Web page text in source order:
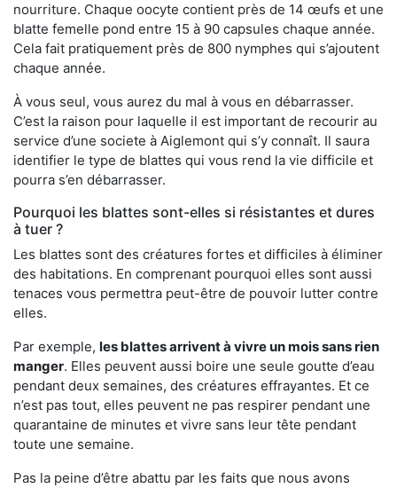
nourriture. Chaque oocyte contient près de 14 œufs et une
blatte femelle pond entre 15 à 90 capsules chaque année.
Cela fait pratiquement près de 800 nymphes qui s’ajoutent
chaque année.
À vous seul, vous aurez du mal à vous en débarrasser.
C’est la raison pour laquelle il est important de recourir au
service d’une societe à Aiglemont qui s’y connaît. Il saura
identifier le type de blattes qui vous rend la vie difficile et
pourra s’en débarrasser.
Pourquoi les blattes sont-elles si résistantes et dures
à tuer ?
Les blattes sont des créatures fortes et difficiles à éliminer
des habitations. En comprenant pourquoi elles sont aussi
tenaces vous permettra peut-être de pouvoir lutter contre
elles.
Par exemple, les blattes arrivent à vivre un mois sans rien
manger. Elles peuvent aussi boire une seule goutte d’eau
pendant deux semaines, des créatures effrayantes. Et ce
n’est pas tout, elles peuvent ne pas respirer pendant une
quarantaine de minutes et vivre sans leur tête pendant
toute une semaine.
Pas la peine d’être abattu par les faits que nous avons